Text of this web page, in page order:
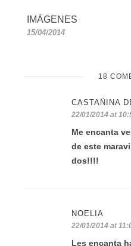
IMÁGENES
15/04/2014
18
CASTAÑINA
22/01/2014 at
Me encanta
de este
dos!!!!
NOELIA
22/01/2014 at
Les encanta